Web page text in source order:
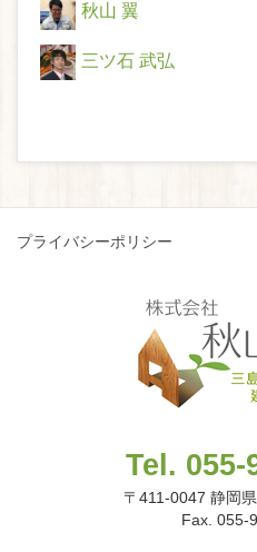
秋山 翼
三ツ石 武弘
プライバシーポリシー
Tel. 055-
〒411-0047 静岡
Fax. 055-